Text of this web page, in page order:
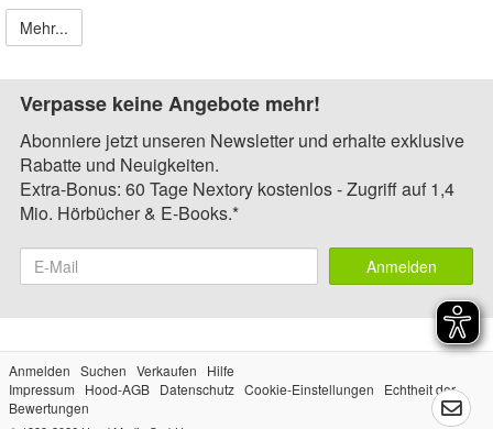
Mehr...
Verpasse keine Angebote mehr!
Abonniere jetzt unseren Newsletter und erhalte exklusive
Rabatte und Neuigkeiten.
Extra-Bonus: 60 Tage Nextory kostenlos - Zugriff auf 1,4
Mio. Hörbücher & E-Books.*
Anmelden
Anmelden Suchen Verkaufen
Hilfe
Impressum
Hood-AGB Datenschutz Cookie-Einstellungen
Echtheit der
Bewertungen